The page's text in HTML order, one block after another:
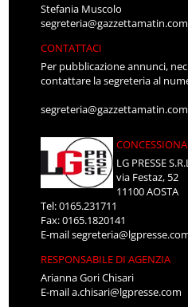
Stefania Muscolo
segreteria@gazzettamatin.com
CONTATTACI
Per pubblicazione annunci,
contattare la segreteria al
segreteria@gazzettamatin.com
LG PRESSE
via Festaz, 52
11100 AOSTA
Tel: 0165.231711
Fax: 0165.1820141
E-mail
RESPONSABILE DI AGENZIA
Arianna Gori Chisari
E-maila.chisari@lgpresse.com